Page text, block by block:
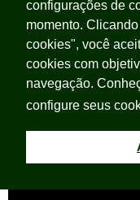
configurações de
momento.
cookies", você
cookies com
navegação.
configure seus